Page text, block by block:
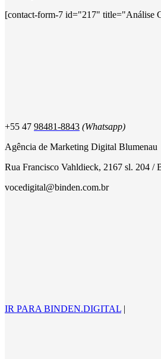
[contact-form-7 id="217" title="Análise
+55 47 98481-8843 (Whatsapp)
Agência de Marketing Digital Blumenau
Rua Francisco Vahldieck, 2167 sl. 204 /
vocedigital@binden.com.br
IR PARA BINDEN.DIGITAL |